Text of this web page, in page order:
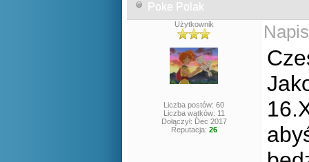
Poke Polak
Użytkownik
Liczba postów: 60
Liczba wątków: 11
Dołączył: Dec 2017
Reputacja: 26